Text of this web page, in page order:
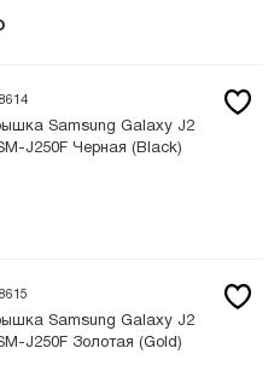
Samsung Galaxy J2
J250F Черная (Black)
Samsung Galaxy J2
J250F Золотая (Gold)